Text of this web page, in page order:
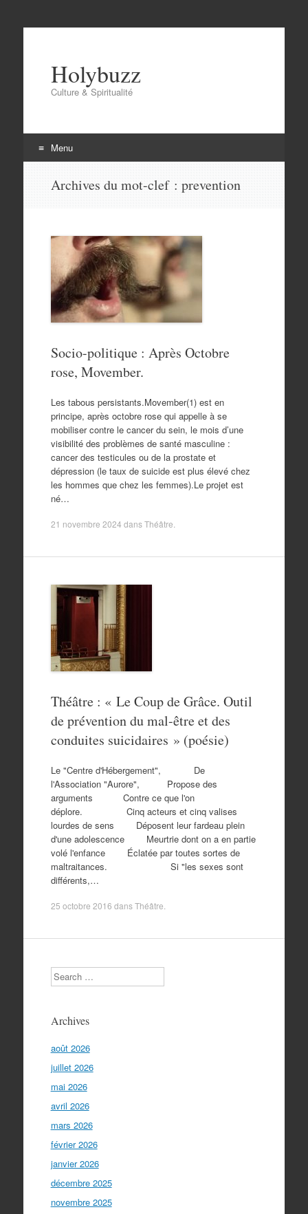
Holybuzz
Culture & Spiritualité
Menu
Archives du mot-clef : prevention
Socio-politique : Après Octobre
rose, Movember.
Les tabous persistants.Movember(1) est en
principe, après octobre rose qui appelle à se
mobiliser contre le cancer du sein, le mois d’une
visibilité des problèmes de santé masculine :
cancer des testicules ou de la prostate et
dépression (le taux de suicide est plus élevé chez
les hommes que chez les femmes).Le projet est
né…
21 novembre 2024 dansThéâtre
Théâtre : « Le Coup de Grâce. Outil
de prévention du mal-être et des
conduites suicidaires » (poésie)
Le "Centre d'Hébergement", De
l'Association "Aurore", Propose des
arguments Contre ce que l'on
déplore. Cinq acteurs et cinq valises
lourdes de sens Déposent leur fardeau plein
d'une adolescence Meurtrie dont on a en partie
volé l'enfance Éclatée par toutes sortes de
maltraitances. Si "les sexes sont
différents,…
25 octobre 2016 dansThéâtre
Search
Archives
août 2026
juillet 2026
mai 2026
avril 2026
mars 2026
février 2026
janvier 2026
décembre 2025
novembre 2025